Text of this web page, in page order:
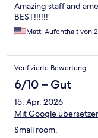
Amazing staff and
BEST!!!!!!’
Matt, Aufenthalt von
Verifizierte Bewertung
6/10 – Gut
15. Apr. 2026
Mit Google
Small room.